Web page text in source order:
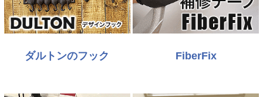
ダルトンのフック FiberFix